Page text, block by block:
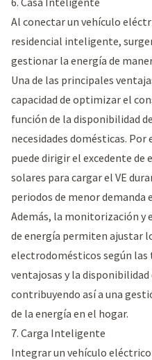
Al conectar un vehículo
residencial inteligente,
gestionar la energía de
Una de las principales
capacidad de optimizar el
función de la disponibilidad
necesidades domésticas.
puede dirigir el excedente de
solares para cargar el VE
periodos de menor demanda
Además, la monitorización
de energía permiten ajustar
electrodomésticos según las
ventajosas y la
contribuyendo así a una
de la energía en el hogar.
7. Carga Inteligente
Integrar un vehículo